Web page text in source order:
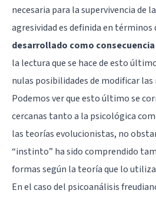
necesaria para la supervivencia de
agresividad es definida en
desarrollado como
la lectura que se hace de esto
nulas posibilidades de modificar las
Podemos ver que esto último se
cercanas tanto a la psicológica
las teorías evolucionistas, no
“instinto” ha sido comprendido
formas según la teoría que lo
En el caso del psicoanálisis